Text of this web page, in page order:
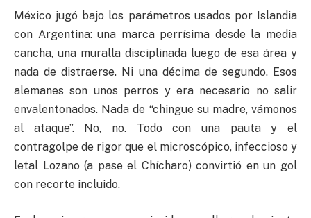
México jugó bajo los parámetros usados por Islandia
con Argentina: una marca perrísima desde la media
cancha, una muralla disciplinada luego de esa área y
nada de distraerse. Ni una décima de segundo. Esos
alemanes son unos perros y era necesario no salir
envalentonados. Nada de “chingue su madre, vámonos
al ataque”. No, no. Todo con una pauta y el
contragolpe de rigor que el microscópico, infeccioso y
letal Lozano (a pase el Chícharo) convirtió en un gol
con recorte incluido.